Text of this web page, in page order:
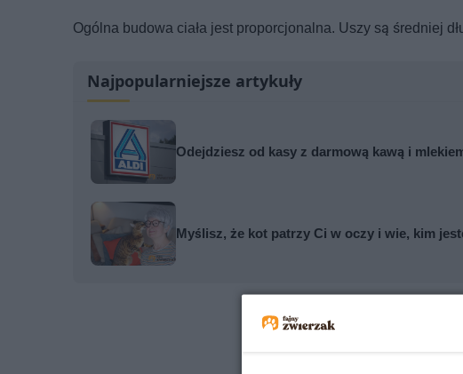
Ogólna budowa ciała jest proporcjonalna. Uszy są średniej
Najpopularniejsze artykuły
Odejdziesz od kasy z darmową kawą i
Myślisz, że kot patrzy Ci w oczy i wie, kim